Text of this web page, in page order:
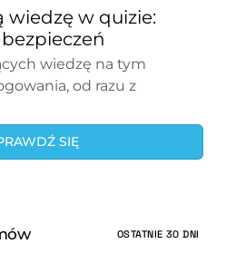
wiedzę w quizie:
wiedzę na tym
od razu z
SIĘ
OSTATNIE 30 DNI